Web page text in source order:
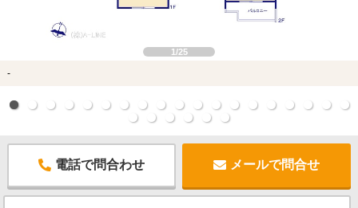
1/25
-
電話で問合わせ メールで問合せ